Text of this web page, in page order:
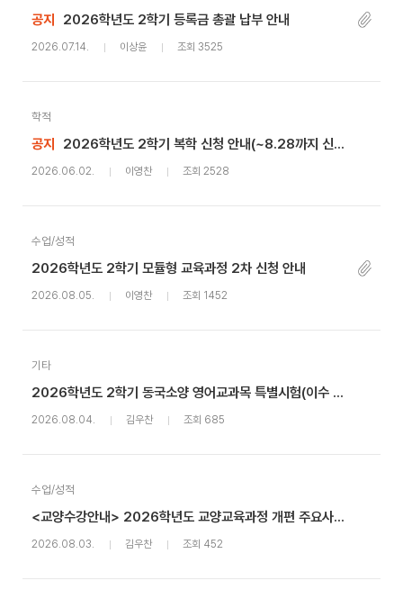
공지 2026학년도 2학기 등록금 총괄 납부 안내
2026.07.14. 이상윤 조회 3525
학적
공지 2026학년도 2학기 복학 신청 안내(~8.28까지 신청기간 연장)
2026.06.02. 이영찬 조회 2528
수업/성적
2026학년도 2학기 모듈형 교육과정 2차 신청 안내
2026.08.05. 이영찬 조회 1452
기타
2026학년도 2학기 동국소양 영어교과목 특별시험(이수 면제) 안내
2026.08.04. 김우찬 조회 685
수업/성적
<교양수강안내> 2026학년도 교양교육과정 개편 주요사항 안내
2026.08.03. 김우찬 조회 452